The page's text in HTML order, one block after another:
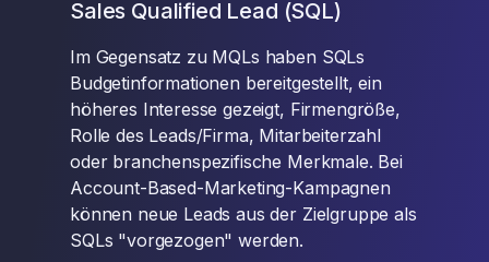
Sales Qualified Lead (SQL)
Im Gegensatz zu MQLs haben SQLs
Budgetinformationen bereitgestellt, ein
höheres Interesse gezeigt, Firmengröße,
Rolle des Leads/Firma, Mitarbeiterzahl
oder branchenspezifische Merkmale. Bei
Account-Based-Marketing-Kampagnen
können neue Leads aus der Zielgruppe als
SQLs "vorgezogen" werden.